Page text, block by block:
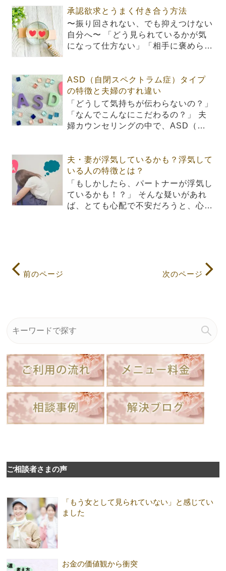
承認欲求とうまく付き合う方法
〜振り回されない、でも抑えつけない
自分へ〜 「どう見られているかが気
になって仕方ない」「相手に褒めら…
ASD（自閉スペクトラム症）タイプ
の特徴と夫婦のすれ違い
「どうして気持ちが伝わらないの？」
「なんでこんなにこだわるの？」 夫
婦カウンセリングの中で、ASD（…
夫・妻が浮気しているかも？浮気して
いる人の特徴とは？
「もしかしたら、パートナーが浮気し
ているかも！？」 そんな疑いがあれ
ば、とても心配で不安だろうと、心…
前のページ 次のページ
ご相談者さまの声
「もう女として見られていない」と感じてい
ました
お金の価値観から衝突